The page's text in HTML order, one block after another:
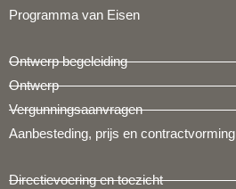
Programma van Eisen
Ontwerp begeleiding
Ontwerp
Vergunningsaanvragen
Aanbesteding, prijs en contractvorming
Directievoering en toezicht